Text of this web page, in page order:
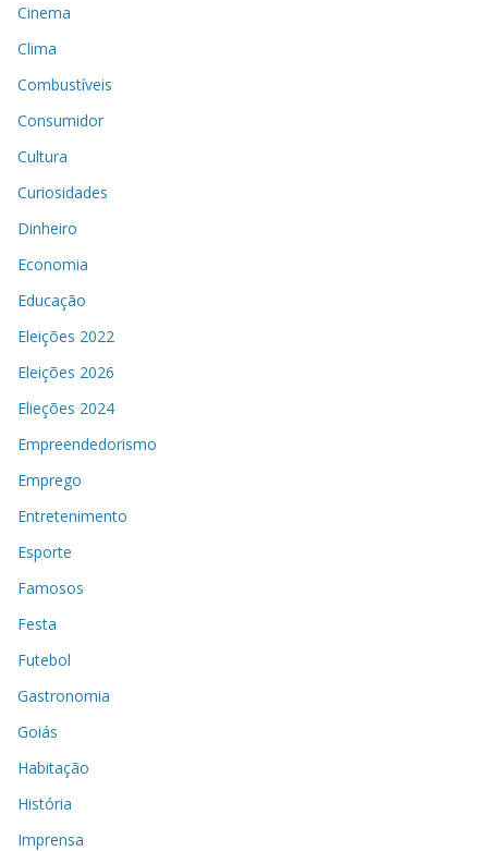
Cinema
Clima
Combustíveis
Consumidor
Cultura
Curiosidades
Dinheiro
Economia
Educação
Eleições 2022
Eleições 2026
Elieções 2024
Empreendedorismo
Emprego
Entretenimento
Esporte
Famosos
Festa
Futebol
Gastronomia
Goiás
Habitação
História
Imprensa